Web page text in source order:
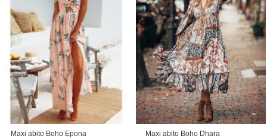
Maxi abito Boho Epona
Maxi abito Boho Dhara